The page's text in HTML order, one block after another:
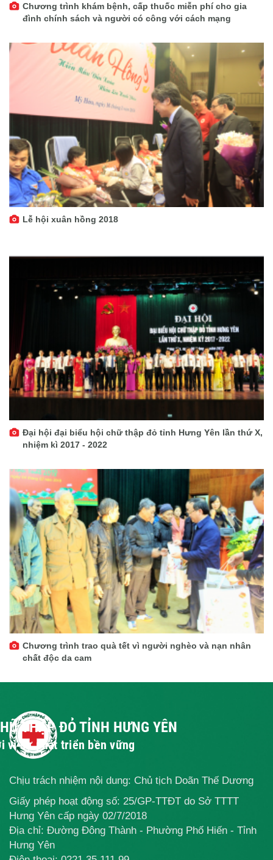
Chương trình khám bệnh, cấp thuốc miễn phí cho gia
đình chính sách và người có công với cách mạng
Lễ hội xuân hồng 2018
Đại hội đại biểu hội chữ thập đỏ tỉnh Hưng Yên lần thứ X,
nhiệm kì 2017 - 2022
Chương trình trao quà tết vì người nghèo và nạn nhân
chất độc da cam
THẬP ĐỎ TỈNH HƯNG YÊN
vì sự phát triển bền vững
Chịu trách nhiệm nội dung: Chủ tịch Doãn Thế Dương
Giấy phép hoạt động số: 25/GP-TTĐT do Sở TTTT
Hưng Yên cấp ngày 02/7/2018
Địa chỉ: Đường Đông Thành - Phường Phố Hiến - Tỉnh
Hưng Yên